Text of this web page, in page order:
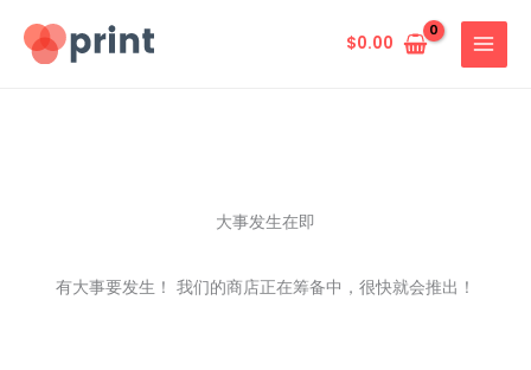
$0.00
大事发生在即
有大事要发生！ 我们的商店正在筹备中，很快就会推出！